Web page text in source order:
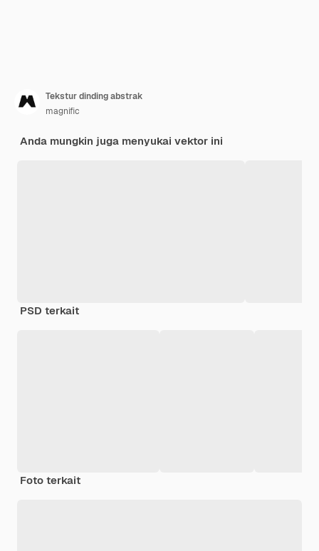
Tekstur dinding abstrak
magnific
Anda mungkin juga menyukai vektor ini
PSD terkait
Foto terkait